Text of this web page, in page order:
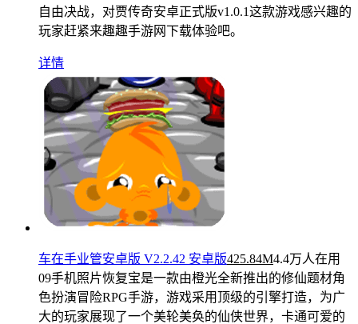
自由决战，对贾传奇安卓正式版v1.0.1这款游戏感兴趣的
玩家赶紧来趣趣手游网下载体验吧。
详情
车在手业管安卓版 V2.2.42 安卓版425.84M4.4万人在用
09手机照片恢复宝是一款由橙光全新推出的修仙题材角
色扮演冒险RPG手游，游戏采用顶级的引擎打造，为广
大的玩家展现了一个美轮美奂的仙侠世界，卡通可爱的